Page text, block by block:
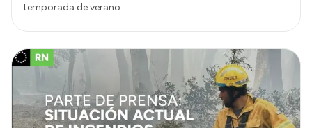
temporada de verano.